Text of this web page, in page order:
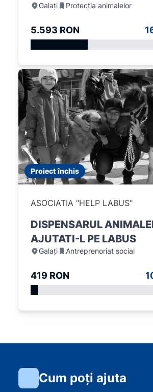
Galați Protecția animalelor
5.593 RON
Proiect închis
ASOCIATIA "HELP LABUS"
DISPENSARUL
AJUTATI-L PE LABUS
Galați Antreprenoriat social
419 RON
Cum poți ajuta